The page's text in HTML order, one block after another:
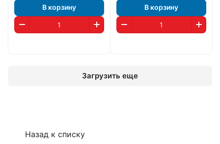
В корзину В корзину
Загрузить еще
Назад к списку